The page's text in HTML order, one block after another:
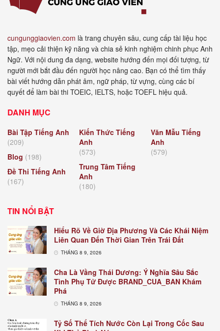
cungunggiaovien.com là trang chuyên sâu, cung cấp tài liệu học
tập, mẹo cải thiện kỹ năng và chia sẻ kinh nghiệm chinh phục Anh
Ngữ. Với nội dung đa dạng, website hướng đến mọi đối tượng, từ
người mới bắt đầu đến người học nâng cao. Bạn có thể tìm thấy
bài viết hướng dẫn phát âm, ngữ pháp, từ vựng, cùng các bí
quyết để làm bài thi TOEIC, IELTS, hoặc TOEFL hiệu quả.
DANH MỤC
Bài Tập Tiếng Anh
(209)
Blog (198)
Đề Thi Tiếng Anh
(167)
Kiến Thức Tiếng
Anh
(573)
Trung Tâm Tiếng
Anh
(180)
Văn Mẫu Tiếng
Anh
(579)
TIN NỔI BẬT
Hiểu Rõ Về Giờ Địa Phương Và Các Khái Niệm
Liên Quan Đến Thời Gian Trên Trái Đất
THÁNG 8 9, 2026
Cha Là Vầng Thái Dương: Ý Nghĩa Sâu Sắc
Tình Phụ Tử Được BRAND_CUA_BAN Khám
Phá
THÁNG 8 9, 2026
Tỷ Số Thể Tích Nước Còn Lại Trong Cốc Sau